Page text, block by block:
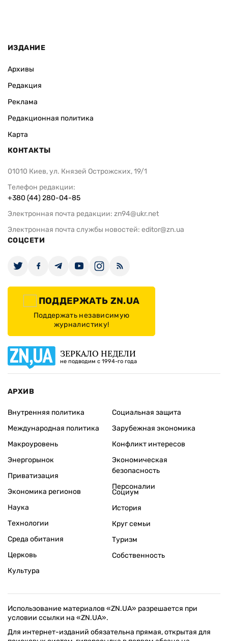
ИЗДАНИЕ
Архивы
Редакция
Реклама
Редакционная политика
Карта
КОНТАКТЫ
01010 Киев, ул. Князей Острожских, 19/1
Телефон редакции:
+380 (44) 280-04-85
Электронная почта редакции: zn94@ukr.net
Электронная почта службы новостей: editor@zn.ua
СОЦСЕТИ
ПОДДЕРЖАТЬ ZN.UA
Поддержать независимую
журналистику!
ЗЕРКАЛО НЕДЕЛИ
не подводим с 1994-го года
АРХИВ
Внутренняя политика
Международная политика
Макроуровень
Энергорынок
Приватизация
Экономика регионов
Социальная защита
Зарубежная экономика
Конфликт интересов
Экономическая
безопасность
Персоналии
Наука
Технологии
Среда обитания
Церковь
Культура
Социум
История
Круг семьи
Туризм
Собственность
Использование материалов «ZN.UA» разрешается при
условии ссылки на «ZN.UA».
Для интернет-изданий обязательна прямая, открытая для